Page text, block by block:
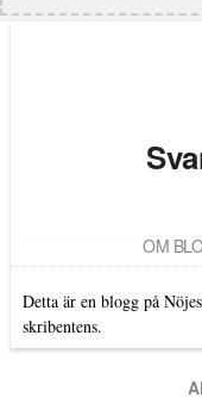
OM
Detta är en blogg på
skribentens.